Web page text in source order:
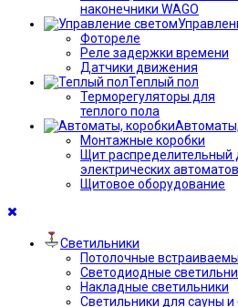
наконечники WAGO
Фотореле
Реле задержки времени
Датчики движения
Теплый пол
Терморегуляторы для
теплого пола
Монтажные коробки
Щит распределительный
электрических автоматов
Щитовое оборудование
Светильники
Потолочные
Светодиодные
Накладные светильники
Светильники для сауны и